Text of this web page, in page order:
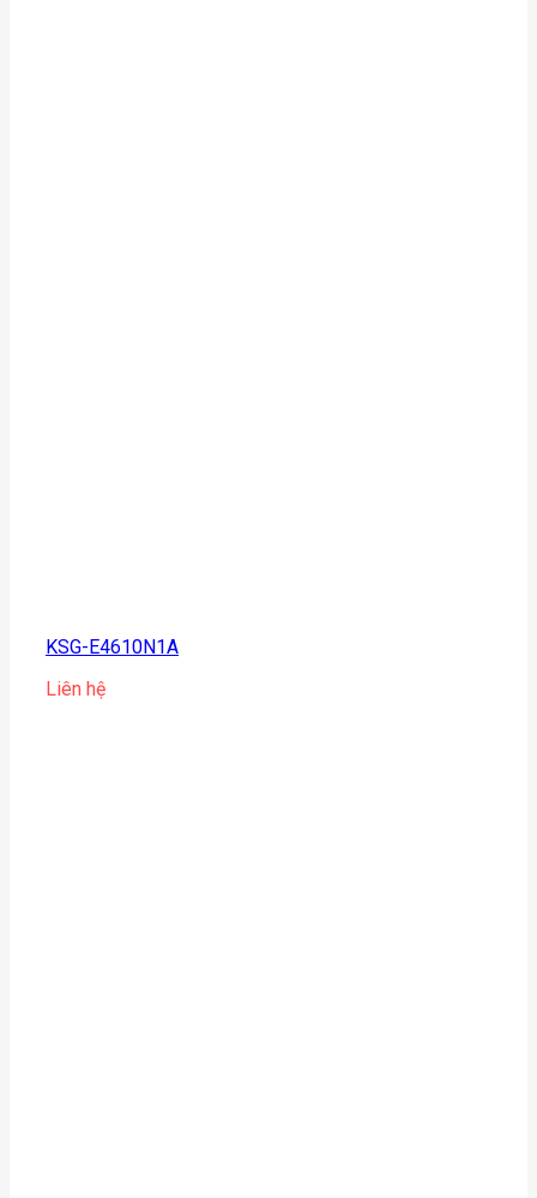
KSG-E4610N1A
Liên hệ